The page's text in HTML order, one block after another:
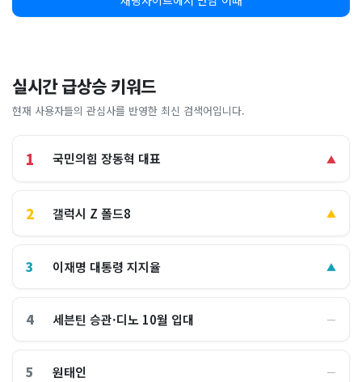
실시간 급상승 키워드
현재 사용자들의 관심사를 반영한 최신 검색어입니다.
1 국민의힘 장동혁 대표 ▲
2 갤럭시 Z 폴드8 ▲
3 이재명 대통령 지지율 ▲
4 세븐틴 승관·디노 10월 입대 ―
5 원태인 ―